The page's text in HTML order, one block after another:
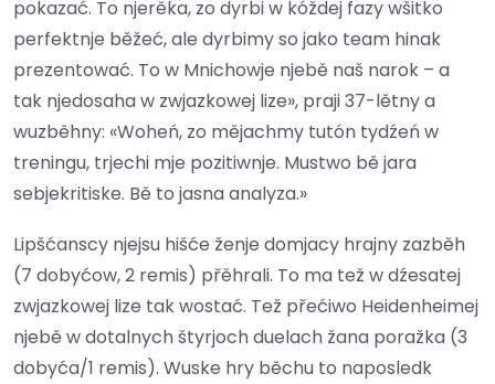
pokazać. To njerěka, zo dyrbi w kóždej fazy wšitko
perfektnje běžeć, ale dyrbimy so jako team hinak
prezentować. To w Mnichowje njebě naš narok – a
tak njedosaha w zwjazkowej lize», praji 37-lětny a
wuzběhny: «Woheń, zo mějachmy tutón tydźeń w
treningu, trjechi mje pozitiwnje. Mustwo bě jara
sebjekritiske. Bě to jasna analyza.»
Lipšćanscy njejsu hišće ženje domjacy hrajny zazběh
(7 dobyćow, 2 remis) přěhrali. To ma tež w dźesatej
zwjazkowej lize tak wostać. Tež přećiwo Heidenheimej
njebě w dotalnych štyrjoch duelach žana poražka (3
dobyća/1 remis). Wuske hry běchu to naposledk